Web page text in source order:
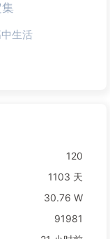
生活
120
1103 天
30.76 W
91981